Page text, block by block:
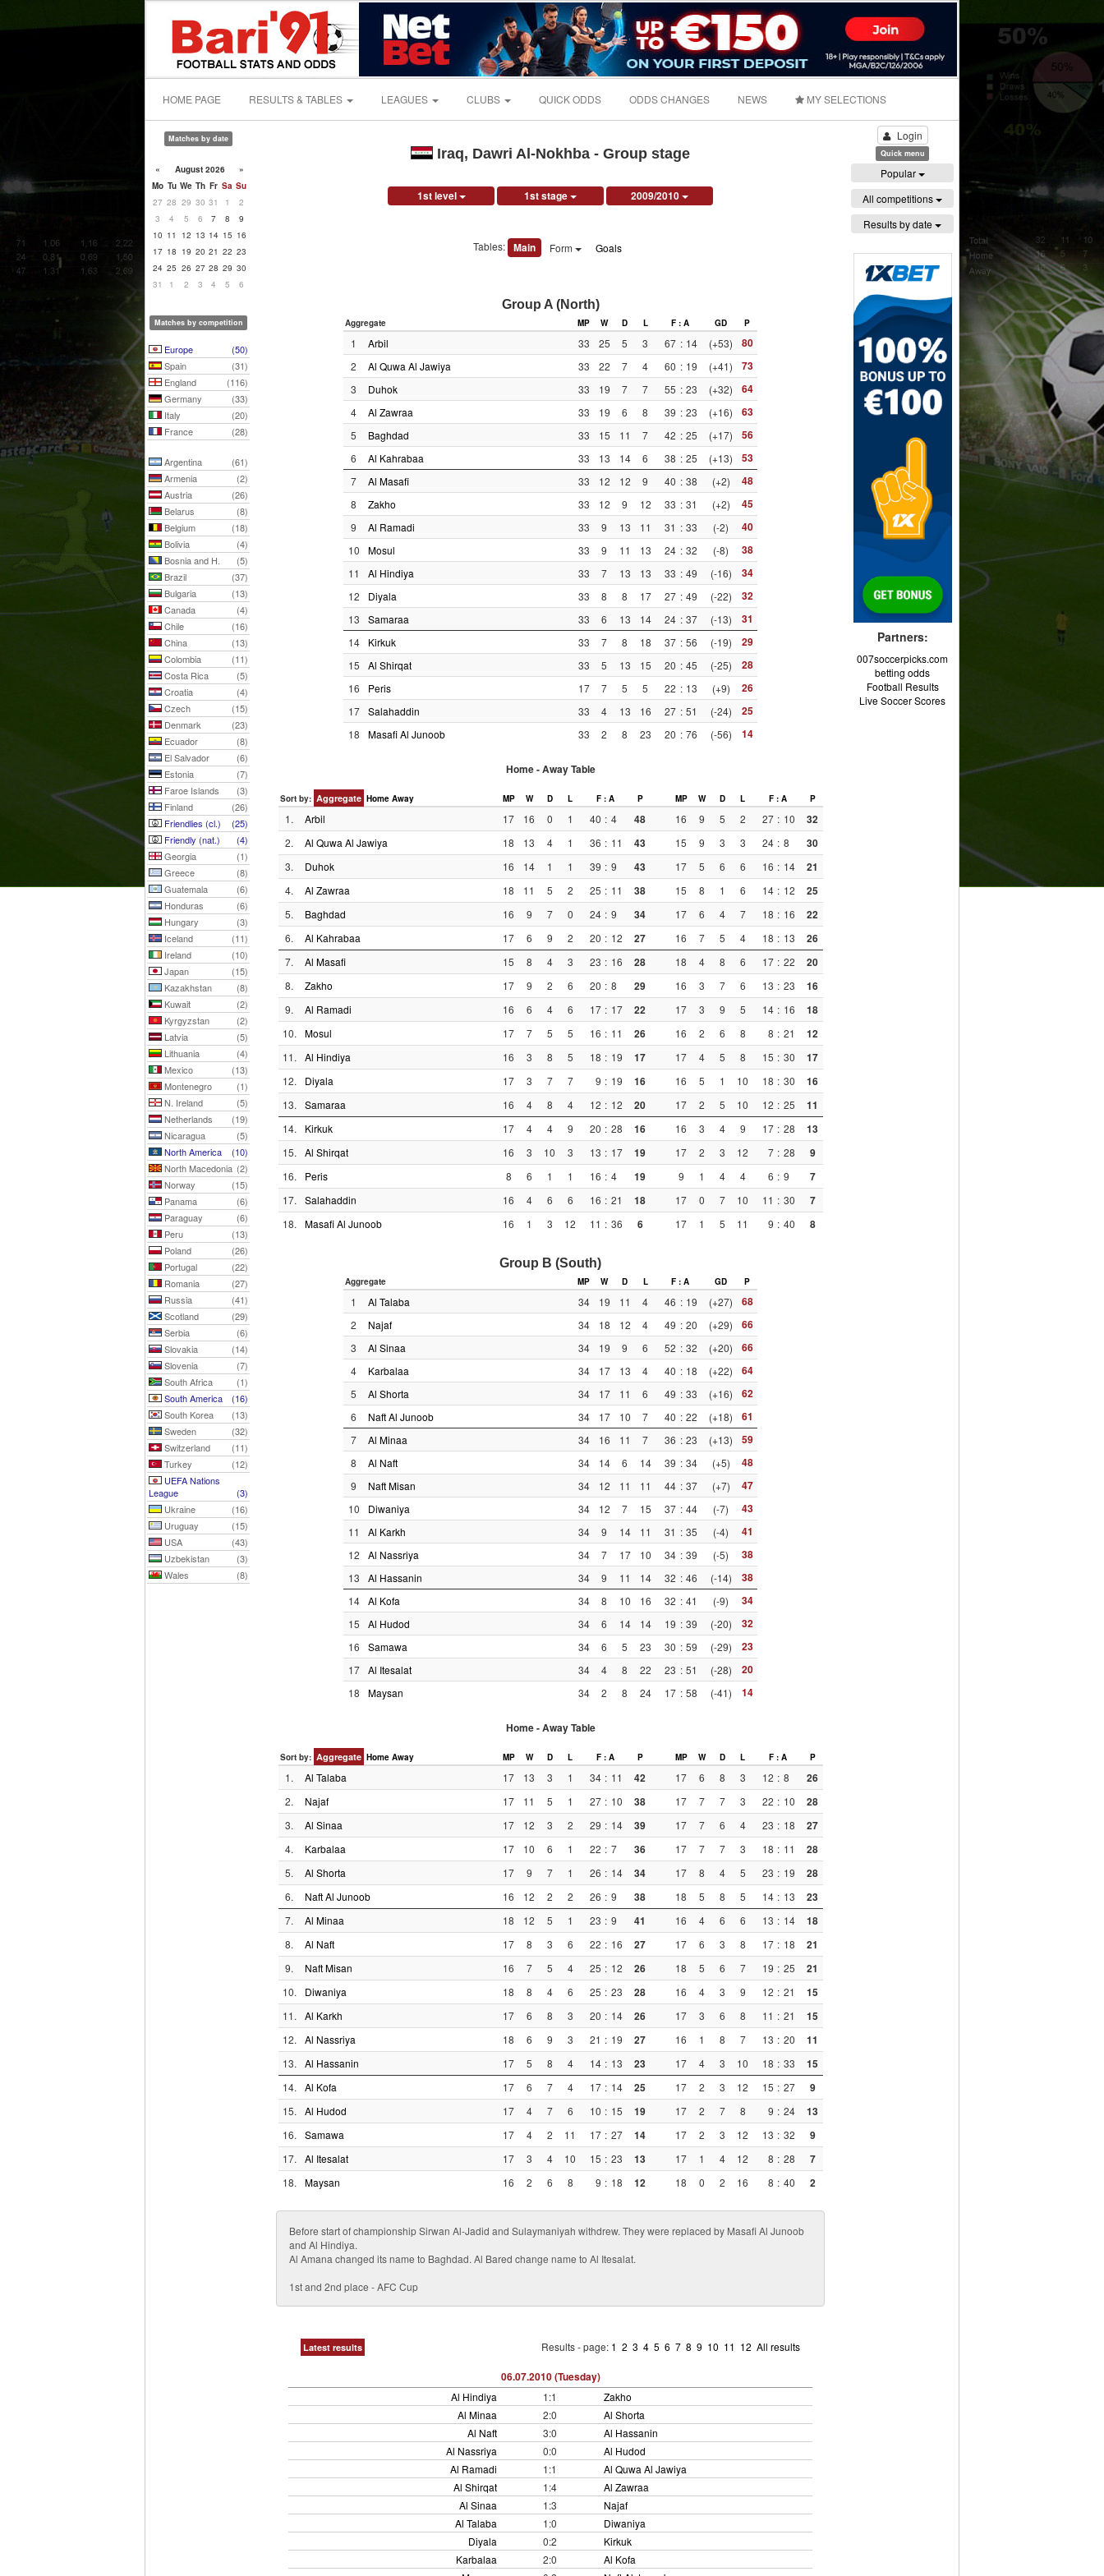
HOME PAGE RESULTS & TABLES LEAGUES CLUBS QUICK ODDS ODDS CHANGES NEWS MY SELECTIONS
Matches by date
« August 2026
»
Mo Tu We Th Fr Sa Su
27 28 29 30 31 1
2
3
4 5 6 7 8
9
10 11 12 13 14 15 16
17 18 19 20 21 22 23
24 25 26 27 28 29 30
31
1 2 3 4 5 6
Matches by competition
Europe
(50)
Spain
(31)
England
(116)
Germany
(33)
Italy
(20)
France
(28)
Argentina
(61)
Armenia
(2)
Austria
(26)
Belarus
(8)
Belgium
(18)
Bolivia
(4)
Bosnia and H.
(5)
Brazil
(37)
Bulgaria
(13)
Canada
(4)
Chile
(16)
China
(13)
Colombia
(11)
Costa Rica
(5)
Croatia
(4)
Czech
(15)
Denmark
(23)
Ecuador
(8)
El Salvador
(6)
Estonia
(7)
Faroe Islands
(3)
Finland
(26)
Friendlies (cl.)
(25)
Friendly (nat.)
(4)
Georgia
(1)
Greece
(8)
Guatemala
(6)
Honduras
(6)
Hungary
(3)
Iceland
(11)
Ireland
(10)
Japan
(15)
Kazakhstan
(8)
Kuwait
(2)
Kyrgyzstan
(2)
Latvia
(5)
Lithuania
(4)
Mexico
(13)
Montenegro
(1)
N. Ireland
(5)
Netherlands
(19)
Nicaragua
(5)
North America
(10)
North Macedonia (2)
Norway
(15)
Panama
(6)
Paraguay
(6)
Peru
(13)
Poland
(26)
Portugal
(22)
Romania
(27)
Russia
(41)
Scotland
(29)
Serbia
(6)
Slovakia
(14)
Slovenia
(7)
South Africa
(1)
South America
(16)
South Korea
(13)
Sweden
(32)
Switzerland
(11)
Turkey
(12)
UEFA Nations
League
(3)
Ukraine
(16)
Uruguay
(15)
USA
(43)
Uzbekistan
(3)
Wales
(8)
Iraq, Dawri Al-Nokhba - Group stage
1st level 1st stage 2009/2010
Tables: Main Form Goals
Group A (North)
Aggregate MP W D L F : A GD P
1 Arbil 33 25 5 3 67 : 14 (+53) 80
2 Al Quwa Al Jawiya 33 22 7 4 60 : 19 (+41) 73
3 Duhok 33 19 7 7 55 : 23 (+32) 64
4 Al Zawraa 33 19 6 8 39 : 23 (+16) 63
5 Baghdad 33 15 11 7 42 : 25 (+17) 56
6 Al Kahrabaa 33 13 14 6 38 : 25 (+13) 53
7 Al Masafi 33 12 12 9 40 : 38 (+2) 48
8 Zakho 33 12 9 12 33 : 31 (+2) 45
9 Al Ramadi 33 9 13 11 31 : 33 (-2) 40
10 Mosul 33 9 11 13 24 : 32 (-8) 38
11 Al Hindiya 33 7 13 13 33 : 49 (-16) 34
12 Diyala 33 8 8 17 27 : 49 (-22) 32
13 Samaraa 33 6 13 14 24 : 37 (-13) 31
14 Kirkuk 33 7 8 18 37 : 56 (-19) 29
15 Al Shirqat 33 5 13 15 20 : 45 (-25) 28
16 Peris 17 7 5 5 22 : 13 (+9) 26
17 Salahaddin 33 4 13 16 27 : 51 (-24) 25
18 Masafi Al Junoob 33 2 8 23 20 : 76 (-56) 14
Home - Away Table
Sort by: Aggregate Home Away MP W D L F : A P MP W D L F : A P
1. Arbil 17 16 0 1 40 : 4 48 16 9 5 2 27 : 10 32
2. Al Quwa Al Jawiya 18 13 4 1 36 : 11 43 15 9 3 3 24 : 8 30
3. Duhok 16 14 1 1 39 : 9 43 17 5 6 6 16 : 14 21
4. Al Zawraa 18 11 5 2 25 : 11 38 15 8 1 6 14 : 12 25
5. Baghdad 16 9 7 0 24 : 9 34 17 6 4 7 18 : 16 22
6. Al Kahrabaa 17 6 9 2 20 : 12 27 16 7 5 4 18 : 13 26
7. Al Masafi 15 8 4 3 23 : 16 28 18 4 8 6 17 : 22 20
8. Zakho 17 9 2 6 20 : 8 29 16 3 7 6 13 : 23 16
9. Al Ramadi 16 6 4 6 17 : 17 22 17 3 9 5 14 : 16 18
10. Mosul 17 7 5 5 16 : 11 26 16 2 6 8 8 : 21 12
11. Al Hindiya 16 3 8 5 18 : 19 17 17 4 5 8 15 : 30 17
12. Diyala 17 3 7 7 9 : 19 16 16 5 1 10 18 : 30 16
13. Samaraa 16 4 8 4 12 : 12 20 17 2 5 10 12 : 25 11
14. Kirkuk 17 4 4 9 20 : 28 16 16 3 4 9 17 : 28 13
15. Al Shirqat 16 3 10 3 13 : 17 19 17 2 3 12 7 : 28 9
16. Peris 8 6 1 1 16 : 4 19 9 1 4 4 6 : 9 7
17. Salahaddin 16 4 6 6 16 : 21 18 17 0 7 10 11 : 30 7
18. Masafi Al Junoob 16 1 3 12 11 : 36 6 17 1 5 11 9 : 40 8
Group B (South)
Aggregate MP W D L F : A GD P
1 Al Talaba 34 19 11 4 46 : 19 (+27) 68
2 Najaf 34 18 12 4 49 : 20 (+29) 66
3 Al Sinaa 34 19 9 6 52 : 32 (+20) 66
4 Karbalaa 34 17 13 4 40 : 18 (+22) 64
5 Al Shorta 34 17 11 6 49 : 33 (+16) 62
6 Naft Al Junoob 34 17 10 7 40 : 22 (+18) 61
7 Al Minaa 34 16 11 7 36 : 23 (+13) 59
8 Al Naft 34 14 6 14 39 : 34 (+5) 48
9 Naft Misan 34 12 11 11 44 : 37 (+7) 47
10 Diwaniya 34 12 7 15 37 : 44 (-7) 43
11 Al Karkh 34 9 14 11 31 : 35 (-4) 41
12 Al Nassriya 34 7 17 10 34 : 39 (-5) 38
13 Al Hassanin 34 9 11 14 32 : 46 (-14) 38
14 Al Kofa 34 8 10 16 32 : 41 (-9) 34
15 Al Hudod 34 6 14 14 19 : 39 (-20) 32
16 Samawa 34 6 5 23 30 : 59 (-29) 23
17 Al Itesalat 34 4 8 22 23 : 51 (-28) 20
18 Maysan 34 2 8 24 17 : 58 (-41) 14
Home - Away Table
Sort by: Aggregate Home Away MP W D L F : A P MP W D L F : A P
1. Al Talaba 17 13 3 1 34 : 11 42 17 6 8 3 12 : 8 26
2. Najaf 17 11 5 1 27 : 10 38 17 7 7 3 22 : 10 28
3. Al Sinaa 17 12 3 2 29 : 14 39 17 7 6 4 23 : 18 27
4. Karbalaa 17 10 6 1 22 : 7 36 17 7 7 3 18 : 11 28
5. Al Shorta 17 9 7 1 26 : 14 34 17 8 4 5 23 : 19 28
6. Naft Al Junoob 16 12 2 2 26 : 9 38 18 5 8 5 14 : 13 23
7. Al Minaa 18 12 5 1 23 : 9 41 16 4 6 6 13 : 14 18
8. Al Naft 17 8 3 6 22 : 16 27 17 6 3 8 17 : 18 21
9. Naft Misan 16 7 5 4 25 : 12 26 18 5 6 7 19 : 25 21
10. Diwaniya 18 8 4 6 25 : 23 28 16 4 3 9 12 : 21 15
11. Al Karkh 17 6 8 3 20 : 14 26 17 3 6 8 11 : 21 15
12. Al Nassriya 18 6 9 3 21 : 19 27 16 1 8 7 13 : 20 11
13. Al Hassanin 17 5 8 4 14 : 13 23 17 4 3 10 18 : 33 15
14. Al Kofa 17 6 7 4 17 : 14 25 17 2 3 12 15 : 27 9
15. Al Hudod 17 4 7 6 10 : 15 19 17 2 7 8 9 : 24 13
16. Samawa 17 4 2 11 17 : 27 14 17 2 3 12 13 : 32 9
17. Al Itesalat 17 3 4 10 15 : 23 13 17 1 4 12 8 : 28 7
18. Maysan 16 2 6 8 9 : 18 12 18 0 2 16 8 : 40 2
Before start of championship Sirwan Al-Jadid and Sulaymaniyah withdrew. They were replaced by Masafi Al Junoob
and Al Hindiya.
Al Amana changed its name to Baghdad. Al Bared change name to Al Itesalat.
1st and 2nd place - AFC Cup
Latest results Results - page: 1 2 3 4 5 6 7 8 9 10 11 12 All results
06.07.2010 (Tuesday)
Al Hindiya 1:1
Zakho
Al Minaa
2:0
Al Shorta
Al Naft
3:0
Al Hassanin
Al Nassriya
0:0
Al Hudod
Al Ramadi
1:1
Al Quwa Al Jawiya
Al Shirqat
1:4
Al Zawraa
Al Sinaa
1:3
Najaf
Al Talaba
1:0
Diwaniya
Diyala
0:2
Kirkuk
Karbalaa
2:0
Al Kofa
Login
Quick menu
Popular
All competitions
Results by date
Partners:
007soccerpicks.com
betting odds
Football Results
Live Soccer Scores